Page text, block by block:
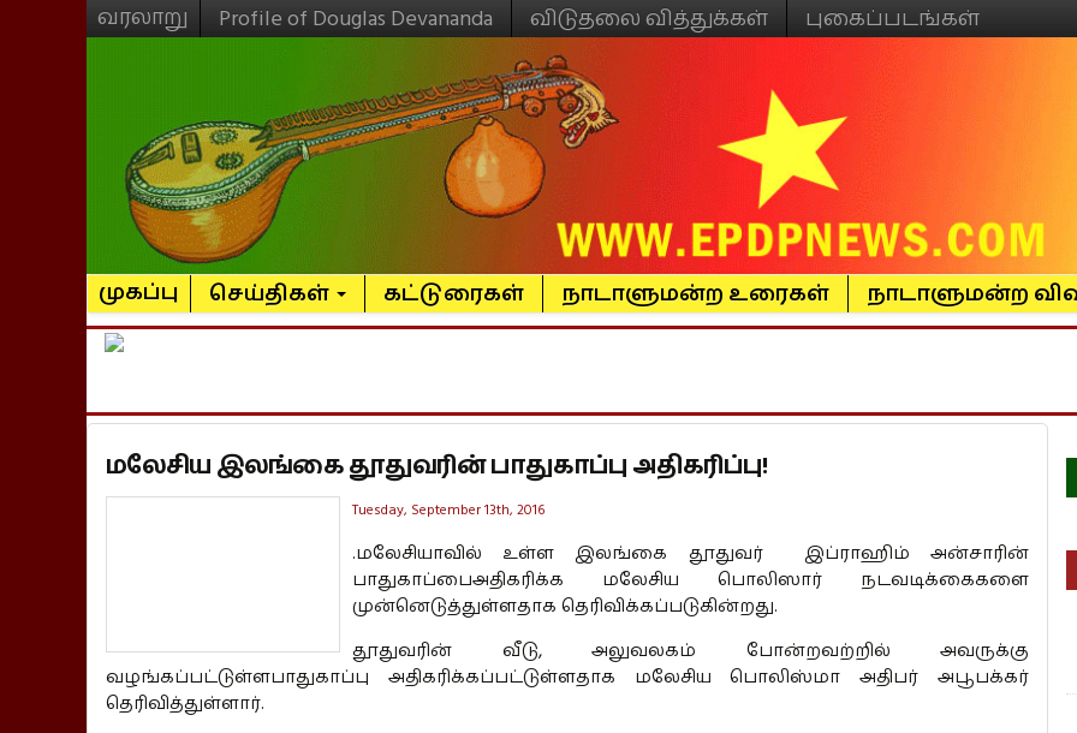
வரலாறு Profile of Douglas Devananda விடுதலை வித்துக்கள் புகைப்படங்கள்
முகப்பு செய்திகள் கட்டுரைகள் நாடாளுமன்ற உரைகள் நாடாளுமன்ற
மலேசிய இலங்கை தூதுவரின் பாதுகாப்பு அதிகரிப்பு!
Tuesday, September 13th, 2016
.மலேசியாவில் உள்ள இலங்கை தூதுவர் இப்ராஹிம் அன்சாரின்
பாதுகாப்பைஅதிகரிக்க மலேசிய பொலிஸார் நடவடிக்கைகளை
முன்னெடுத்துள்ளதாக தெரிவிக்கப்படுகின்றது.
தூதுவரின் வீடு, அலுவலகம் போன்றவற்றில் அவருக்கு
வழங்கப்பட்டுள்ளபாதுகாப்பு அதிகரிக்கப்பட்டுள்ளதாக மலேசிய பொலிஸ்மா அதிபர் அபூபக்கர்
தெரிவித்துள்ளார்.